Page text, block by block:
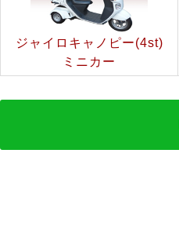
ジャイロキャノピー(4st)
ミニカー